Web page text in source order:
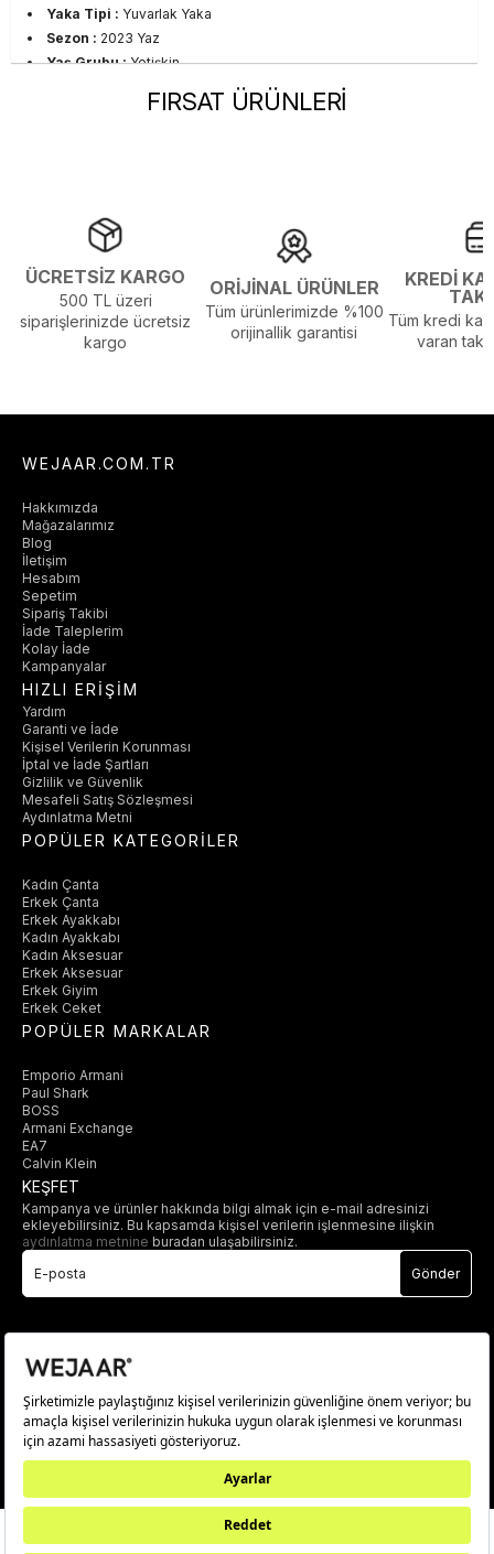
Yaka Tipi : Yuvarlak Yaka
Sezon : 2023 Yaz
Yaş Grubu :Yetişkin
Stüdyo Çekim Ortamında Bulunan Işık ve
Gölgelenmelerden Dolayı Renk Farklılıkları Olabilir
FIRSAT ÜRÜNLERİ
ÜCRETSİZ KARGO
500 TL üzeri
siparişlerinizde ücretsiz
kargo
ORİJİNAL ÜRÜNLER
Tüm ürünlerimizde %100
orijinallik garantisi
KREDİ
Tüm kredi
varan
WEJAAR.COM.TR
Hakkımızda
Mağazalarımız
Blog
İletişim
Hesabım
Sepetim
Sipariş Takibi
İade Taleplerim
Kolay İade
Kampanyalar
HIZLI ERİŞİM
Yardım
Garanti ve İade
Kişisel Verilerin Korunması
İptal ve İade Şartları
Gizlilik ve Güvenlik
Mesafeli Satış Sözleşmesi
Aydınlatma Metni
POPÜLER KATEGORİLER
Kadın Çanta
Erkek Çanta
Erkek Ayakkabı
Kadın Ayakkabı
Kadın Aksesuar
Erkek Aksesuar
Erkek Giyim
Erkek Ceket
POPÜLER MARKALAR
Emporio Armani
Paul Shark
BOSS
Armani Exchange
EA7
Calvin Klein
KEŞFET
Kampanya ve ürünler hakkında bilgi almak için e-mail adresinizi
ekleyebilirsiniz. Bu kapsamda kişisel verilerin işlenmesine ilişkin
aydınlatma metnine buradan ulaşabilirsiniz.
Gönder
© 2025 wejaar.com.tr. tüm hakları saklıdır.